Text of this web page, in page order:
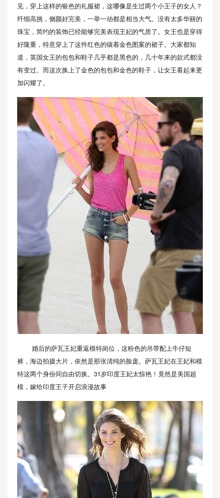
见，穿上这样的银色的礼服裙，这哪像是生过两个小王子的女人？
纤细高挑，侧颜好完美，一举一动都是相当大气。没有太多华丽的
珠宝，简约的装饰已经能够完美表现王妃的气质了。女王也是穿得
好隆重，特意穿上了这件红色的镶着金色图案的裙子。大家都知
道，英国女王的包包和鞋子几乎都是黑色的，几十年来的款式都没
有变过。而这次换上了金色的包包和金色的鞋子，让女王看起来更
加闪耀了。
婚后的萨瓦王妃重返模特岗位，这粉色的吊带配上牛仔短
裤，海边拍摄大片，依然是那张清纯的脸庞。萨瓦王妃在王妃和模
特这两个身份间自由切换。31岁印度王妃太惊艳！竟然是美国超
模，嫁给印度王子开启浪漫故事